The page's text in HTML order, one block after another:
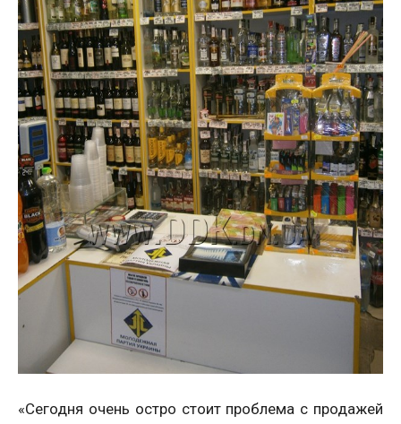
«Сегодня очень остро стоит проблема с продажей